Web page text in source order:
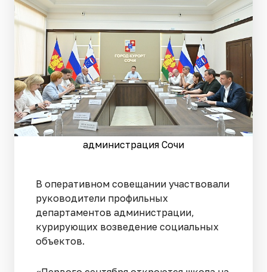
администрация Сочи
В оперативном совещании участвовали
руководители профильных
департаментов администрации,
курирующих возведение социальных
объектов.